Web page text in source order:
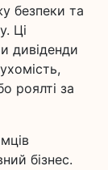
безпеки та
Ці
дивіденди
роялті за
бізнес.